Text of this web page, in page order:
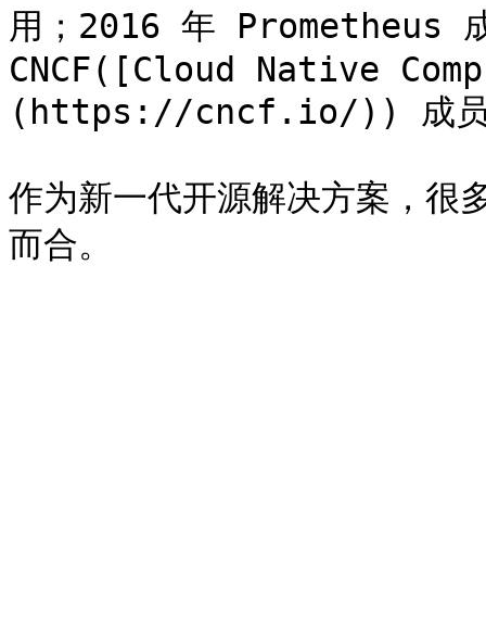
用；2016 年 Prometheus
CNCF([Cloud Native
(https://cncf.io/)) 成员
作为新一代开源解决方案，